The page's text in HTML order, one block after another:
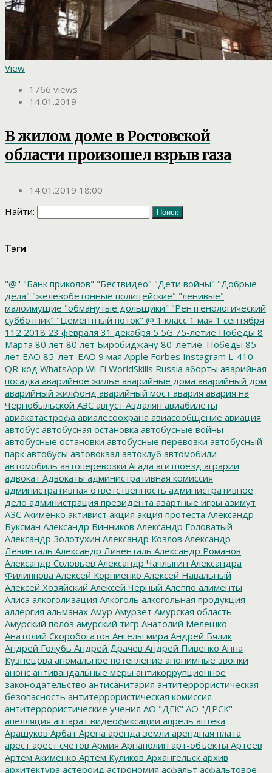
View
1766 views
14.01.2019
В жилом доме в Ростовской
области произошел взрыв газа
14.01.2019 18:00
Найти:
Тэги
"@" "Банк приколов" "Бествидео" "Дети войны" "Добрые
дела" "железобетонные полицейские" "ленивые"
малоимущие "обманутые дольщики" "Рентгенологический
субботник" "Цементный поток" @ 1 класс 1 мая 1 сентября
112 2018 23 февраля 31 декабря 5 5G 75-летие Победы 8
Марта 80 лет 80 лет Биробиджану 80_летие_Победы 85
лет ЕАО 85_лет_ЕАО 9 мая Apple Forbes Instagram L-410
QR-код WhatsApp Wi-Fi WorldSkills Russia аборты аварийная
посадка аварийное жилье аварийные дома аварийный дом
аварийный жилфонд аварийный мост авария авария на
Чернобыльской АЭС август Авдалян авиабилеты
авиакатастрофа авиалесоохрана авиасообщение авиация
автобус автобусная остановка автобусные войны
автобусные остановки автобусные перевозки автобусный
парк автобусы автовокзал автоклуб автомобили
автомобиль автоперевозки Агада агитпоезд аграрии
адвокат Адвокаты административная комиссия
административная ответственность административное
дело администрация президента азартные игры азимут
АЗС Акименко активист акция акция протеста Александр
Буксман Александр Винников Александр Головатый
Александр Золотухин Александр Козлов Александр
Левинталь Александр Ливенталь Александр Романов
Александр Соловьев Александр Чаплыгин Александра
Филиппова Алексей Корниенко Алексей Навальный
Алексей Хозяйский Алексей Черный Алеппо алименты
Алиса алкоголизация Алкоголь алкогольная продукция
аллергия альманах Амур Амурзет Амурская область
Амурский полоз амурский тигр Анатолий Мелешко
Анатолий Скоробогатов Ангелы мира Андрей Бялик
Андрей Голубь Андрей Драчев Андрей Пивенко Анна
Кузнецова аномальное потепление анонимные звонки
анонс антивандальные меры антикоррупционное
законодательство антисанитария антитеррористическая
безопасность антитеррористическая комиссия
антитеррористические учения АО "ДГК" АО "ДРСК"
апелляция аппарат видеофиксации апрель аптека
Арашуков Арбат Арена аренда земли арендная плата
арест арест счетов Армия Арнаполин арт-объекты Артеев
Артём Акименко Артём Куликов Архангельск архив
архитектура астероид астрономия асфальт асфальтовое